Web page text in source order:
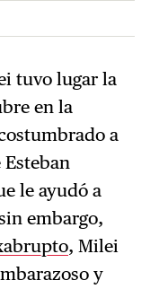
tuvo lugar la
en la
a
le ayudó a
embargo,
, Milei
y